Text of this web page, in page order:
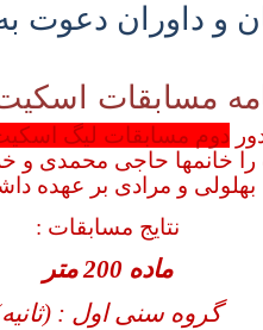
و داوران دعوت
مسابقات
دوم مسابقات لیگ
خانمها حاجی محمدی و
بهلولی و مرادی بر عهده
نتایج مسابقات :
ماده 200 متر
گروه سنی اول :